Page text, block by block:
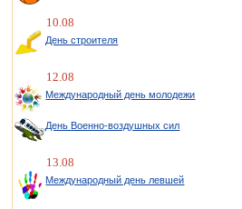
10.08
День строителя
12.08
Международный день молодежи
День Военно-воздушных сил
13.08
Международный день левшей